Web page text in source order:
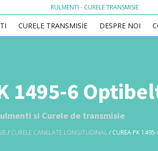
RULMENTI - CURELE TRANSMISIE
CURELE TRANSMISIE DESPRE NOI
1495-6
si Curele de transmisie
/ CURELE CANELATE LONGITUDINAL/ CUREA PK 1495-